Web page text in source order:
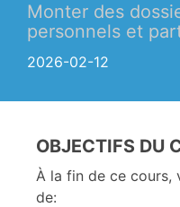
Monter des
personnels et
2026-02-12
OBJECTIFS DU
À la fin de ce cours,
de: